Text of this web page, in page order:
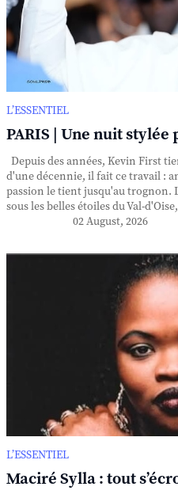
L’ESSENTIEL
PARIS | Une nuit
Depuis des années, Kevin First
d'une décennie, il fait ce travail :
passion le tient jusqu'au trognon.
sous les belles étoiles du Val-
02 August, 2026
L’ESSENTIEL
Maciré Sylla : tout